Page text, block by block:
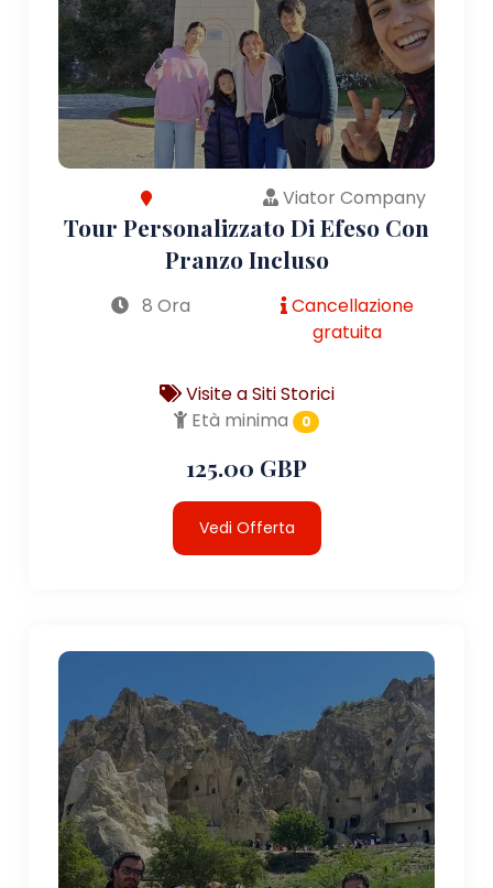
Viator Company
Tour Personalizzato Di Efeso Con
Pranzo Incluso
8 Ora
Cancellazione
gratuita
Visite a Siti Storici
Età minima
0
125.00 GBP
Vedi Offerta